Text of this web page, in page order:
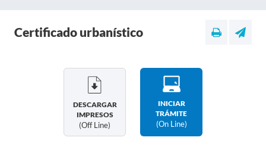
Certificado urbanístico
DESCARGAR
IMPRESOS
(off Line)
INICIAR
TRÁMITE
(on Line)